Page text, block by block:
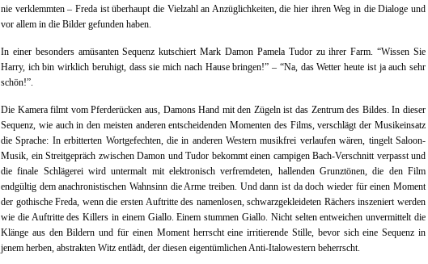
nie verklemmten – Freda ist überhaupt die Vielzahl an Anzüglichkeiten, die hier ihren Weg in die Dialoge und
vor allem in die Bilder gefunden haben.
In einer besonders amüsanten Sequenz kutschiert Mark Damon Pamela Tudor zu ihrer Farm. “Wissen Sie
Harry, ich bin wirklich beruhigt, dass sie mich nach Hause bringen!” – “Na, das Wetter heute ist ja auch sehr
schön!”.
Die Kamera filmt vom Pferderücken aus, Damons Hand mit den Zügeln ist das Zentrum des Bildes. In dieser
Sequenz, wie auch in den meisten anderen entscheidenden Momenten des Films, verschlägt der Musikeinsatz
die Sprache: In erbitterten Wortgefechten, die in anderen Western musikfrei verlaufen wären, tingelt Saloon-
Musik, ein Streitgepräch zwischen Damon und Tudor bekommt einen campigen Bach-Verschnitt verpasst und
die finale Schlägerei wird untermalt mit elektronisch verfremdeten, hallenden Grunztönen, die den Film
endgültig dem anachronistischen Wahnsinn die Arme treiben. Und dann ist da doch wieder für einen Moment
der gothische Freda, wenn die ersten Auftritte des namenlosen, schwarzgekleideten Rächers inszeniert werden
wie die Auftritte des Killers in einem Giallo. Einem stummen Giallo. Nicht selten entweichen unvermittelt die
Klänge aus den Bildern und für einen Moment herrscht eine irritierende Stille, bevor sich eine Sequenz in
jenem herben, abstrakten Witz entlädt, der diesen eigentümlichen Anti-Italowestern beherrscht.